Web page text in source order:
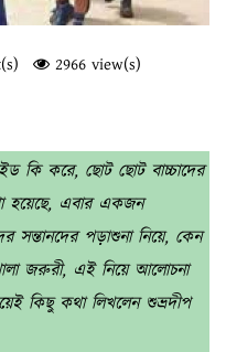
2966 view(s)
কি করে, ছোট ছোট বাচ্চাদের
হয়েছে, এবার একজন
সন্তানদের পড়াশুনা নিয়ে, কেন
জরুরী, এই নিয়ে আলোচনা
কিছু কথা লিখলেন শুভ্রদীপ